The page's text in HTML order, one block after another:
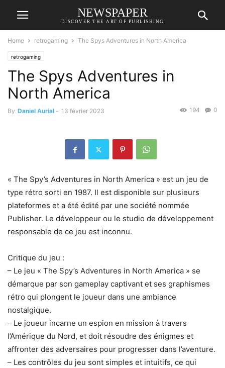
NEWSPAPER
DISCOVER THE ART OF PUBLISHING
Home retrogaming The Spys Adventures in North America
retrogaming
The Spys Adventures in
North America
By Daniel Aurial - 13 février 2023 0
194
« The Spy’s Adventures in North America » est un jeu de
type rétro sorti en 1987. Il est disponible sur plusieurs
plateformes et a été édité par une société nommée
Publisher. Le développeur ou le studio de développement
responsable de ce jeu est inconnu.
Critique du jeu :
– Le jeu « The Spy’s Adventures in North America » se
démarque par son gameplay captivant et ses graphismes
rétro qui plongent le joueur dans une ambiance
nostalgique.
– Le joueur incarne un espion en mission à travers
l’Amérique du Nord, et doit résoudre des énigmes et
affronter des adversaires pour progresser dans l’aventure.
– Les contrôles du jeu sont simples et intuitifs, ce qui